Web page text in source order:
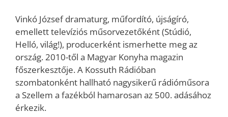
Vinkó József dramaturg, műfordító, újságíró,
emellett televíziós műsorvezetőként (Stúdió,
Helló, világ!), producerként ismerhette meg az
ország. 2010-től a Magyar Konyha magazin
főszerkesztője. A Kossuth Rádióban
szombatonként hallható nagysikerű rádióműsora
a Szellem a fazékból hamarosan az 500. adásához
érkezik.